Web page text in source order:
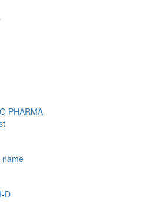
PHARMA
name
D